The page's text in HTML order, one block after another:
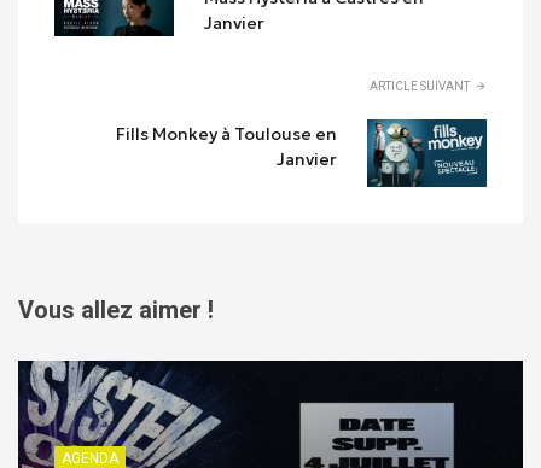
Janvier
ARTICLE SUIVANT
Fills Monkey à Toulouse en
Janvier
Vous allez aimer !
AGENDA